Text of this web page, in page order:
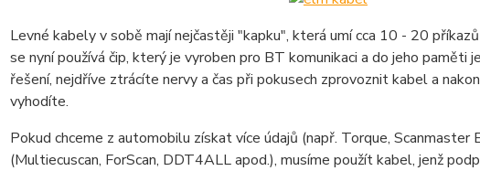
Levné kabely v sobě mají nejčastěji "kapku", která umí cca 10 - 20
se nyní používá čip, který je vyroben pro BT komunikaci a do jeho paměti
řešení, nejdříve ztrácíte nervy a čas při pokusech zprovoznit kabel a
vyhodíte.
Pokud chceme z automobilu získat více údajů (např. Torque,
(Multiecuscan, ForScan, DDT4ALL apod.), musíme použít kabel, jenž